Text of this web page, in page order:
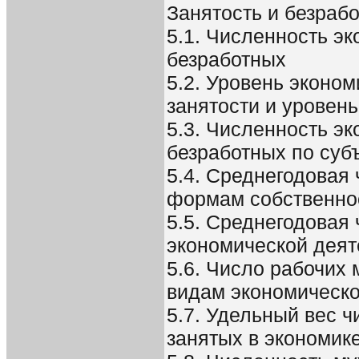
Занятость и
5.1. Численность
безработных
5.2. Уровень
занятости и
5.3. Численность
безработных по
5.4. Среднегодовая
формам
5.5. Среднегодовая
экономической
5.6. Число рабочих
видам
5.7. Удельный вес
занятых в